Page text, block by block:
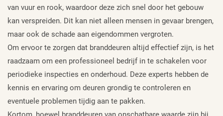
van vuur en rook, waardoor deze zich snel door het gebouw
kan verspreiden. Dit kan niet alleen mensen in gevaar brengen,
maar ook de schade aan eigendommen vergroten.
Om ervoor te zorgen dat branddeuren altijd effectief zijn, is het
raadzaam om een professioneel bedrijf in te schakelen voor
periodieke inspecties en onderhoud. Deze experts hebben de
kennis en ervaring om deuren grondig te controleren en
eventuele problemen tijdig aan te pakken.